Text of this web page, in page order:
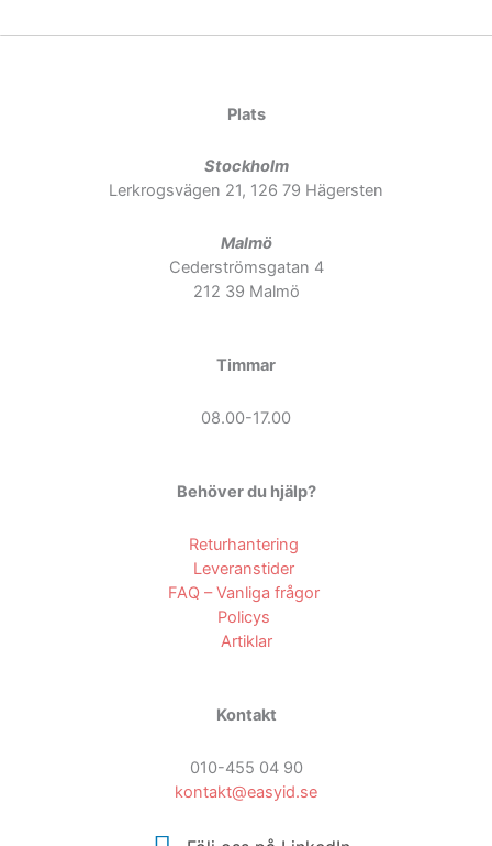
Plats
Stockholm
Lerkrogsvägen 21, 126 79 Hägersten
Malmö
Cederströmsgatan 4
212 39 Malmö
Timmar
08.00-17.00
Behöver du hjälp?
Returhantering
Leveranstider
FAQ – Vanliga frågor
Policys
Artiklar
Kontakt
010-455 04 90
kontakt@easyid.se